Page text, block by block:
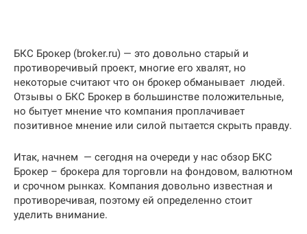
БКС Брокер (broker.ru) — это довольно старый и
противоречивый проект, многие его хвалят, но
некоторые считают что он брокер обманывает людей.
Отзывы о БКС Брокер в большинстве положительные,
но бытует мнение что компания проплачивает
позитивное мнение или силой пытается скрыть правду.
Итак, начнем — сегодня на очереди у нас обзор БКС
Брокер – брокера для торговли на фондовом, валютном
и срочном рынках. Компания довольно известная и
противоречивая, поэтому ей определенно стоит
уделить внимание.